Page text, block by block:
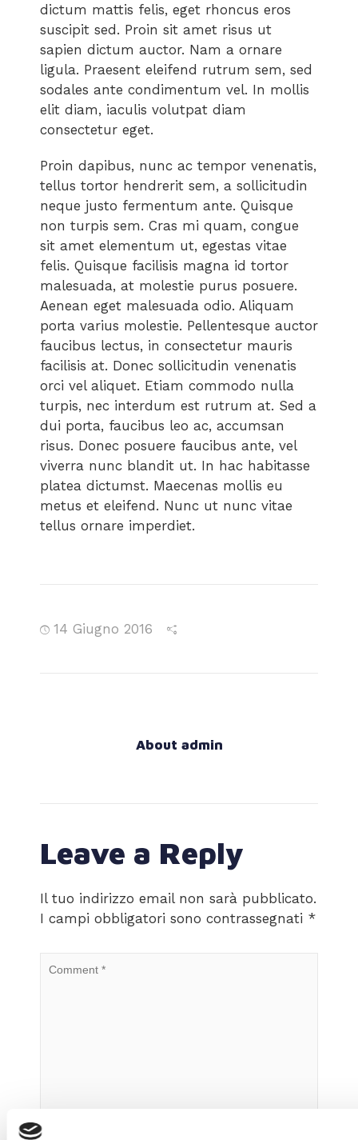
dictum mattis felis, eget rhoncus eros
suscipit sed. Proin sit amet risus ut
sapien dictum auctor. Nam a ornare
ligula. Praesent eleifend rutrum sem, sed
sodales ante condimentum vel. In mollis
elit diam, iaculis volutpat diam
consectetur eget.
Proin dapibus, nunc ac tempor venenatis,
tellus tortor hendrerit sem, a sollicitudin
neque justo fermentum ante. Quisque
non turpis sem. Cras mi quam, congue
sit amet elementum ut, egestas vitae
felis. Quisque facilisis magna id tortor
malesuada, at molestie purus posuere.
Aenean eget malesuada odio. Aliquam
porta varius molestie. Pellentesque auctor
faucibus lectus, in consectetur mauris
facilisis at. Donec sollicitudin venenatis
orci vel aliquet. Etiam commodo nulla
turpis, nec interdum est rutrum at. Sed a
dui porta, faucibus leo ac, accumsan
risus. Donec posuere faucibus ante, vel
viverra nunc blandit ut. In hac habitasse
platea dictumst. Maecenas mollis eu
metus et eleifend. Nunc ut nunc vitae
tellus ornare imperdiet.
14 Giugno 2016
About admin
Leave a Reply
Il tuo indirizzo email non sarà pubblicato.
I campi obbligatori sono contrassegnati *